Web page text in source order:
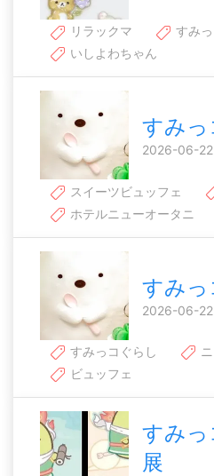
リラックマ
すみ
いしよわちゃん
すみっ
2026-06-
スイーツビュッフェ
ホテルニューオータニ
すみっ
2026-06-
すみっコぐらし
ビュッフェ
すみっ
展